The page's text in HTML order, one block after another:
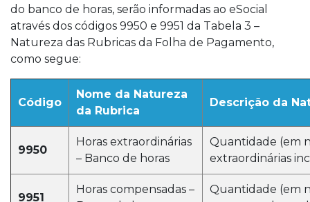
do banco de horas, serão informadas ao eSocial
através dos códigos 9950 e 9951 da Tabela 3 –
Natureza das Rubricas da Folha de Pagamento,
como segue:
Código
Nome da Natureza
da Rubrica
Descrição da
9950
Horas extraordinárias
– Banco de horas
Quantidade (em
extraordinárias
9951
Horas compensadas –
Quantidade (em